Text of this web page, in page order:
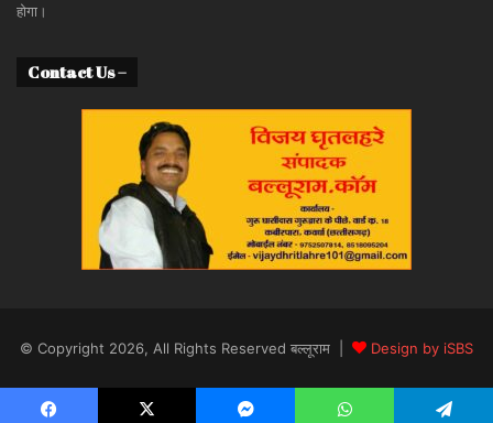
होगा।
Contact Us –
© Copyright 2026, All Rights Reserved बल्लूराम | Design by iSBS